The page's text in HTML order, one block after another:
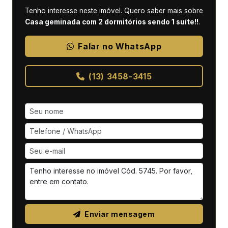
Tenho interesse neste imóvel. Quero saber mais sobre
Casa geminada com 2 dormitórios sendo 1 suíte!!.
Falar no WhatsApp
(13) 3458-3415
Enviar mensagem